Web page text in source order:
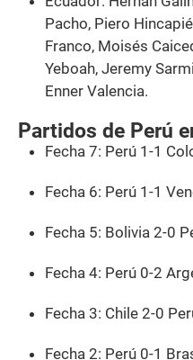
Pacho, Piero
Franco, Moisés
Yeboah, Jeremy
Enner Valencia.
Partidos de Perú
Fecha 7: Perú 1-1
Fecha 6: Perú 1-1
Fecha 5: Bolivia 2-0
Fecha 4: Perú 0-2
Fecha 3: Chile 2-0
Fecha 2: Perú 0-1